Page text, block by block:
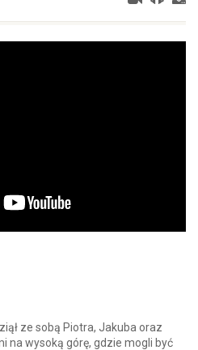
ze sobą Piotra, Jakuba oraz
na wysoką górę, gdzie mogli być